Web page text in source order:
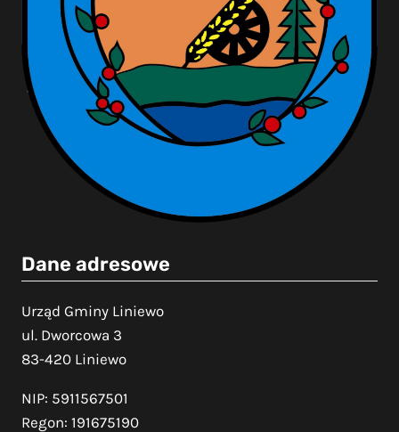
Dane adresowe
Urząd Gminy Liniewo
ul. Dworcowa 3
83-420 Liniewo
NIP: 5911567501
Regon: 191675190